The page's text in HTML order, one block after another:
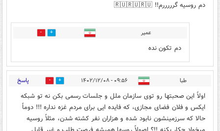
دم روسیه گرررررم!! 🇷🇺🇷🇺🇷🇺
عمیر 0
دم تکون نده
طبا ۰۹:۵۶ - ۱۴۰۲/۱۲/۰۸ 19 پاسخ
اولاً این صحبتها رو توی سازمان ملل و جلسات رسمی بکن نه تو شبکه
ایکس و فلان فضای مجازی، که فایده ایی برای مردم غزه نداره !!! دوماً
حالا که سرزمینشون نابود شده و هزاران نفر کشته شدن، مثلاً روسیه